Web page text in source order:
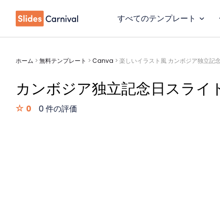
すべてのテンプレート
ホーム > 無料テンプレート > Canva > 楽しいイラスト風 カンボジア独立記
カンボジア独立記念日スライ
0 0 件の評価